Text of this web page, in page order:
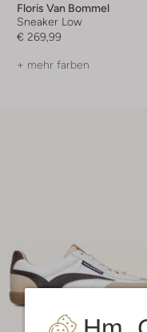
Floris Van Bommel
Sneaker Low
€ 269,99
+ mehr farben